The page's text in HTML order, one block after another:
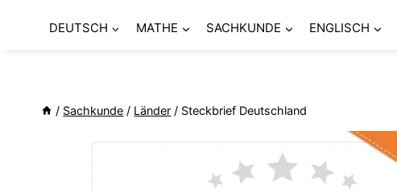
DEUTSCH MATHE SACHKUNDE ENGLISCH
/ Sachkunde / Länder / Steckbrief Deutschland